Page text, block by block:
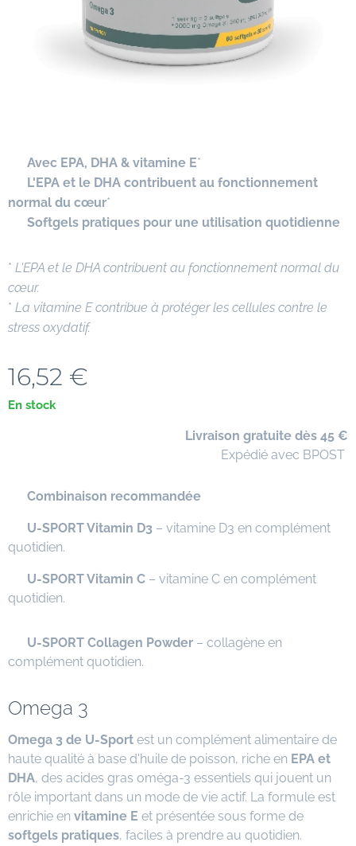
Avec EPA, DHA & vitamine E*
L'EPA et le DHA contribuent au fonctionnement
normal du cœur*
Softgels pratiques pour une utilisation quotidienne
* L'EPA et le DHA contribuent au fonctionnement normal du
cœur.
* La vitamine E contribue à protéger les cellules contre le
stress oxydatif.
16,52 €
En stock
Livraison gratuite dès 45 €
📦 Expédié avec BPOST
Combinaison recommandée
U-SPORT Vitamin D3 – vitamine D3 en complément
quotidien.
U-SPORT Vitamin C – vitamine C en complément
quotidien.
U-SPORT Collagen Powder – collagène en
complément quotidien.
Omega 3
Omega 3 de U-Sport est un complément alimentaire de
haute qualité à base d'huile de poisson, riche en EPA et
DHA, des acides gras oméga-3 essentiels qui jouent un
rôle important dans un mode de vie actif. La formule est
enrichie en vitamine E et présentée sous forme de
softgels pratiques, faciles à prendre au quotidien.